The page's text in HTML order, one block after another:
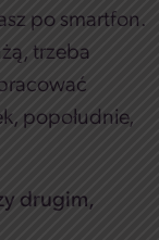
po smartfon.
trzeba
popołudnie,
drugim,